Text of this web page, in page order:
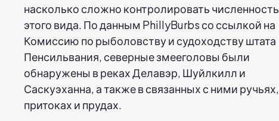
насколько сложно контролировать численность
этого вида. По данным PhillyBurbs со ссылкой на
Комиссию по рыболовству и судоходству штата
Пенсильвания, северные змееголовы были
обнаружены в реках Делавэр, Шуйлкилл и
Саскуэханна, а также в связанных с ними ручьях,
притоках и прудах.